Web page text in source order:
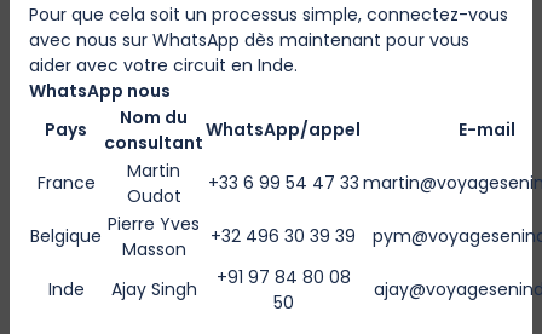
Rajasthan
Rejuvenating Rajasthan
0 Review
16D from €2489
Pour que cela soit un processus simple, connectez-vous
avec nous sur WhatsApp dès maintenant pour vous
aider avec votre circuit en Inde.
WhatsApp nous
Pays
Nom du
consultant
WhatsApp/appel E-mail
France
Martin
Oudot
+33 6 99 54 47 33
Belgique Pierre Yves
Masson
+32 496 30 39 39
Inde Ajay Singh
+91 97 84 80 08
50